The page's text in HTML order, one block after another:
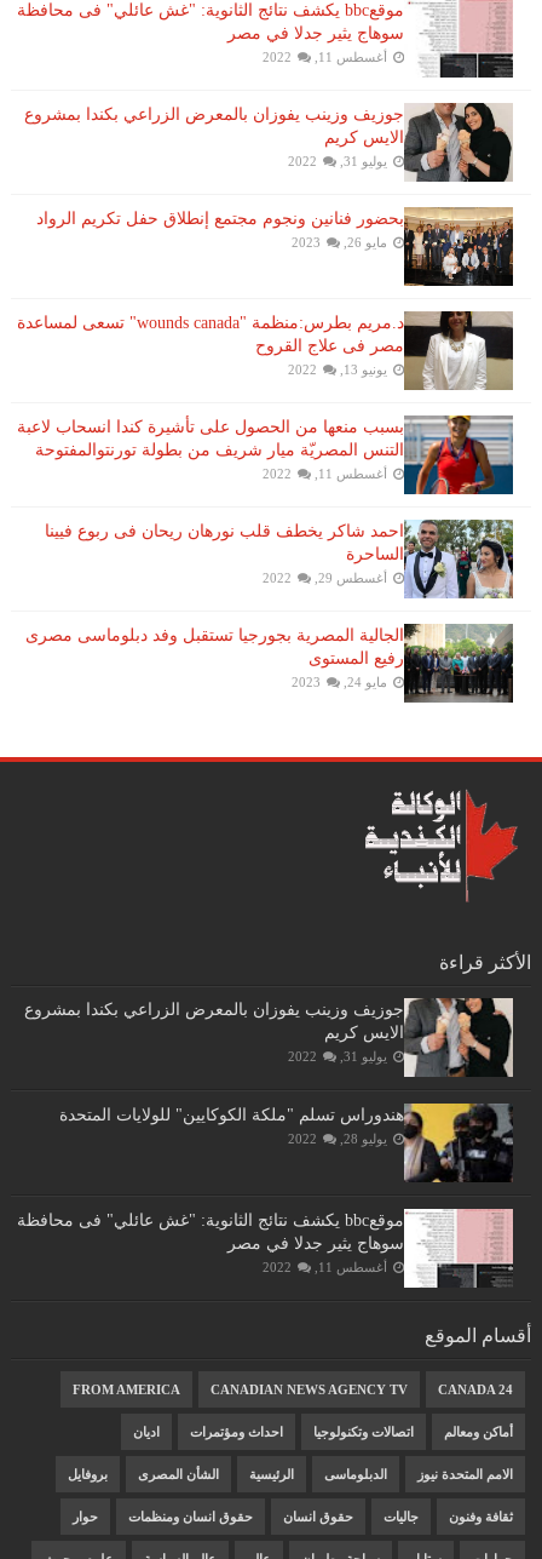
موقعbbc يكشف نتائج الثانوية: "غش عائلي" فى محافظة
سوهاج يثير جدلا في مصر
أغسطس 11, 2022
جوزيف وزينب يفوزان بالمعرض الزراعي بكندا بمشروع
الايس كريم
يوليو 31, 2022
بحضور فنانين ونجوم مجتمع إنطلاق حفل تكريم الرواد
مايو 26, 2023
د.مريم بطرس:منظمة "wounds canada" تسعى لمساعدة
مصر فى علاج القروح
يونيو 13, 2022
بسبب منعها من الحصول على تأشيرة كندا انسحاب لاعبة ​
التنس​ المصريّة ​ميار شريف​ من بطولة ​تورنتو​المفتوحة
أغسطس 11, 2022
احمد شاكر يخطف قلب نورهان ريحان فى ربوع فيينا
الساحرة
أغسطس 29, 2022
الجالية المصرية بجورجيا تستقبل وفد دبلوماسى مصرى
رفيع المستوى
مايو 24, 2023
الأكثر قراءة
جوزيف وزينب يفوزان بالمعرض الزراعي بكندا بمشروع
الايس كريم
يوليو 31, 2022
هندوراس تسلم "ملكة الكوكايين" للولايات المتحدة
يوليو 28, 2022
موقعbbc يكشف نتائج الثانوية: "غش عائلي" فى محافظة
سوهاج يثير جدلا في مصر
أغسطس 11, 2022
أقسام الموقع
CANADA 24
CANADIAN NEWS AGENCY TV
FROM AMERICA
أماكن ومعالم اتصالات وتكنولوجيا احداث ومؤتمرات اديان
الامم المتحدة نيوز الدبلوماسى الرئيسية الشأن المصرى بروفايل
ثقافة وفنون جاليات حقوق انسان حقوق انسان ومنظمات حوار